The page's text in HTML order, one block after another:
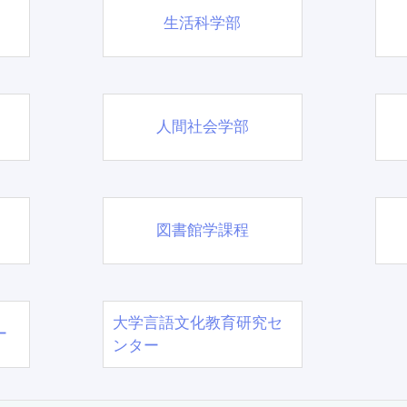
生活科学部
人間社会学部
図書館学課程
大学言語文化教育研究セ
ンター